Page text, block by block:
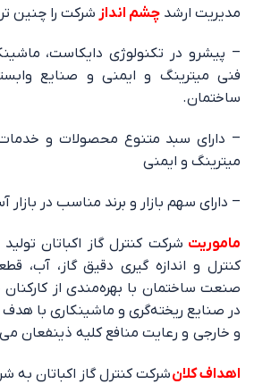
مدیریت ارشد چشم انداز شرکت را چنین
– پیشرو در تکنولوژی دایکاست،
فنی میترینگ و ایمنی و صنایع
ساختمان.
– دارای سبد متنوع محصولات و
میترینگ و ایمنی
– دارای سهم بازار و برند مناسب در بازار
ماموریت شرکت کنترل گاز اکباتان
کنترل و اندازه گیری دقیق گاز، آب،
صنعت ساختمان با بهره‌مندی از کارکنان
در صنایع ریخته‌گری و ماشینکاری با هدف
و خارجی و رعایت منافع کلیه ذینفعان
اهداف کلانشرکت کنترل گاز اکباتان به